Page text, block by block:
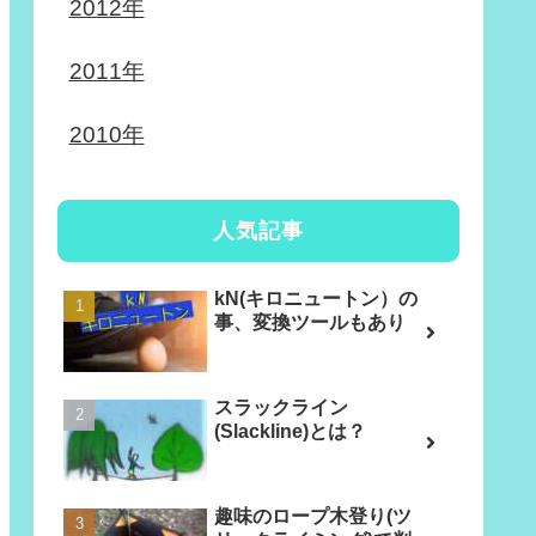
2012年
2011年
2010年
人気記事
kN(キロニュートン）の
事、変換ツールもあり
スラックライン
(Slackline)とは？
趣味のロープ木登り(ツ